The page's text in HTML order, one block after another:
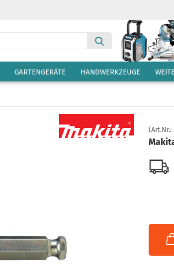
Suche...
GARTENGERÄTE HANDWERKZEUGE
(Art.Nr.: